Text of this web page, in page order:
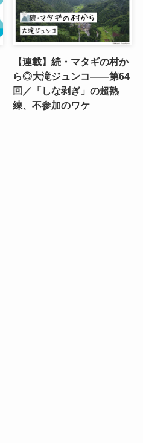
【連載】続・マタギの村か
ら◎大滝ジュンコ――第64
回／「しな剥ぎ」の超熟
練、不参加のワケ